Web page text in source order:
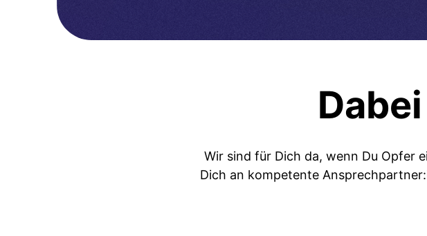
Wir sind für Dich da, wenn Du Opfer
Dich an kompetente